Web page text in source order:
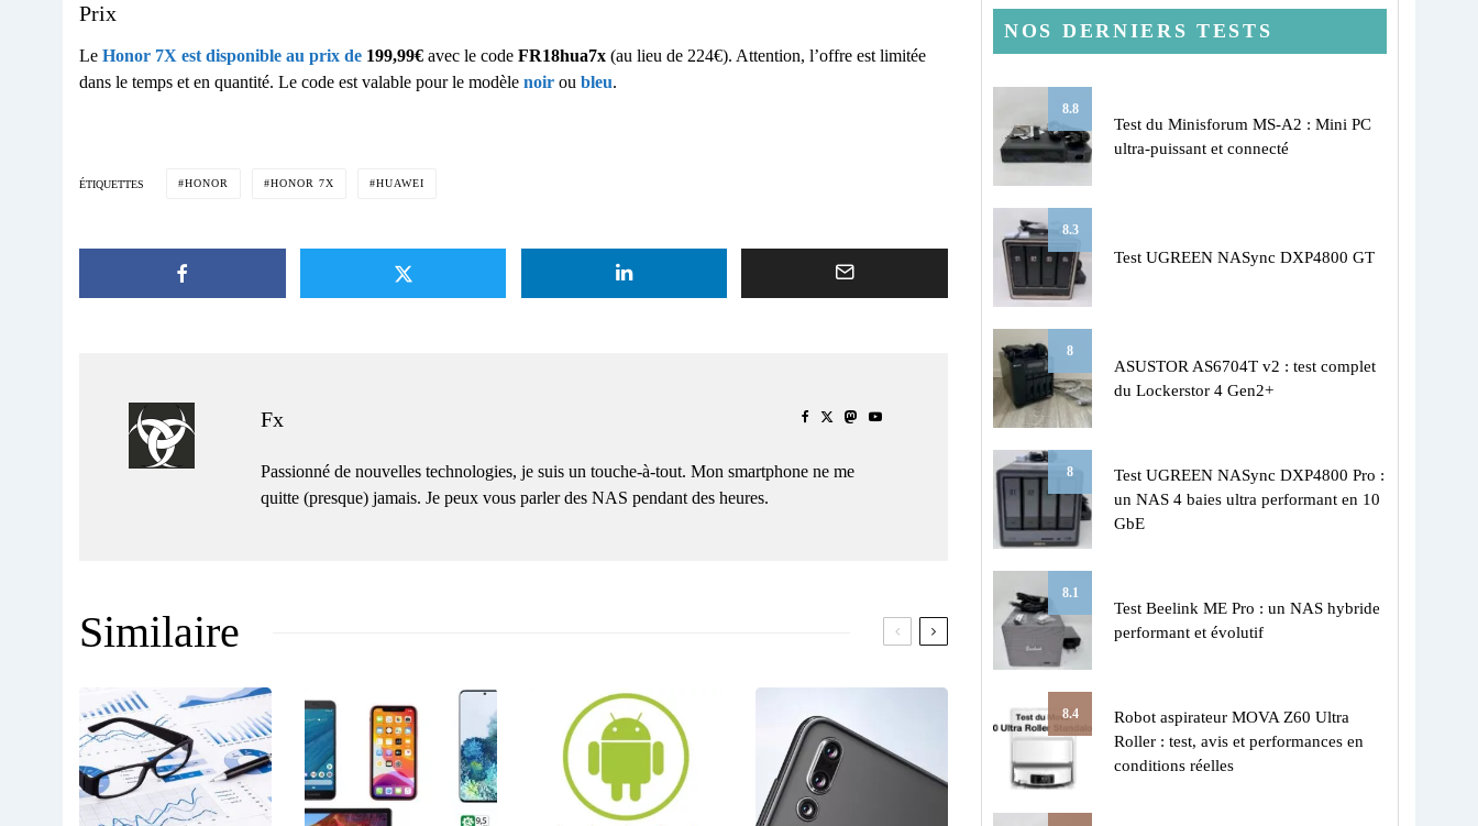
Prix
Le Honor 7X est disponible au prix de 199,99€ avec le code FR18hua7x (au lieu de 224€). Attention, l’offre est limitée
dans le temps et en quantité. Le code est valable pour le modèle noir ou bleu.
ÉTIQUETTES HONOR HONOR 7X HUAWEI
Fx
Passionné de nouvelles technologies, je suis un touche-à-tout. Mon smartphone ne me
quitte (presque) jamais. Je peux vous parler des NAS pendant des heures.
Similaire
NOS DERNIERS TESTS
8.8
Test du Minisforum MS-A2 : Mini PC
ultra-puissant et connecté
8.3
Test UGREEN NASync DXP4800 GT
8
ASUSTOR AS6704T v2 : test complet
du Lockerstor 4 Gen2+
8
Test UGREEN NASync DXP4800 Pro :
un NAS 4 baies ultra performant en 10
GbE
8.1
Test Beelink ME Pro : un NAS hybride
performant et évolutif
8.4
Robot aspirateur MOVA Z60 Ultra
Roller : test, avis et performances en
conditions réelles